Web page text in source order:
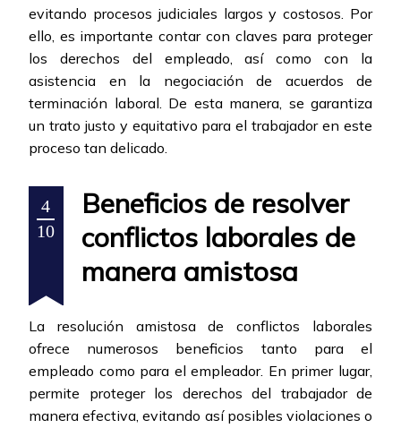
evitando procesos judiciales largos y costosos. Por
ello, es importante contar con claves para proteger
los derechos del empleado, así como con la
asistencia en la negociación de acuerdos de
terminación laboral. De esta manera, se garantiza
un trato justo y equitativo para el trabajador en este
proceso tan delicado.
4
10
Beneficios de resolver
conflictos laborales de
manera amistosa
La resolución amistosa de conflictos laborales
ofrece numerosos beneficios tanto para el
empleado como para el empleador. En primer lugar,
permite proteger los derechos del trabajador de
manera efectiva, evitando así posibles violaciones o